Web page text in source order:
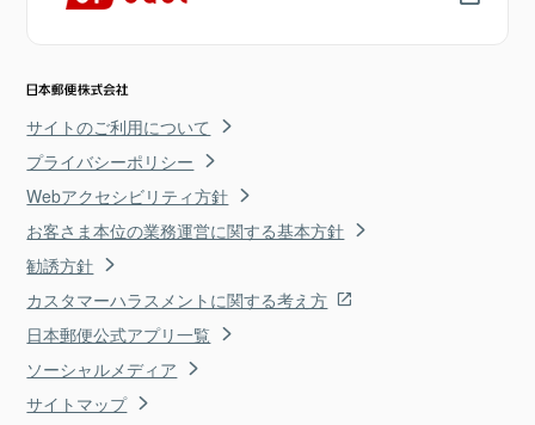
サイトのご利用について
プライバシーポリシー
Webアクセシビリティ方針
お客さま本位の業務運営に関する基本方針
勧誘方針
カスタマーハラスメントに関する考え方
日本郵便公式アプリ一覧
ソーシャルメディア
サイトマップ